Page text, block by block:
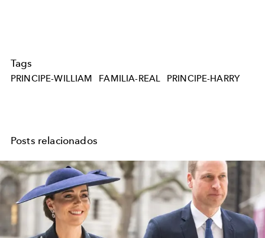
Tags
PRINCIPE-WILLIAM FAMILIA-REAL PRINCIPE-HARRY
Posts relacionados